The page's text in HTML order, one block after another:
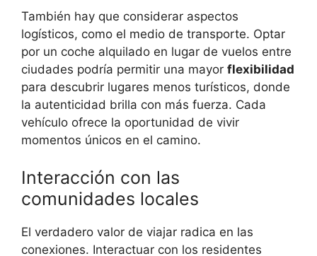
También hay que considerar aspectos
logísticos, como el medio de transporte. Optar
por un coche alquilado en lugar de vuelos entre
ciudades podría permitir una mayor flexibilidad
para descubrir lugares menos turísticos, donde
la autenticidad brilla con más fuerza. Cada
vehículo ofrece la oportunidad de vivir
momentos únicos en el camino.
Interacción con las
comunidades locales
El verdadero valor de viajar radica en las
conexiones. Interactuar con los residentes